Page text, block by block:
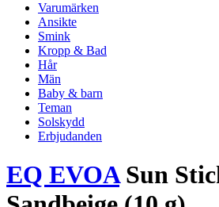
Varumärken
Ansikte
Smink
Kropp & Bad
Hår
Män
Baby & barn
Teman
Solskydd
Erbjudanden
EQ EVOASun